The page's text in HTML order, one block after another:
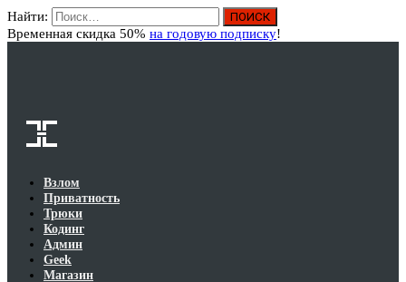
Найти:
Временная скидка 50% на годовую подписку!
Взлом
Приватность
Трюки
Кодинг
Админ
Geek
Магазин